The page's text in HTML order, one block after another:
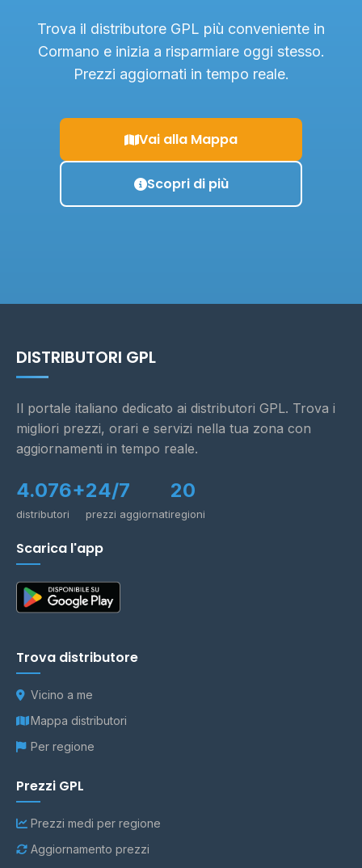
Trova il distributore GPL più conveniente in
Cormano e inizia a risparmiare oggi stesso.
Prezzi aggiornati in tempo reale.
Vai alla Mappa
Scopri di più
DISTRIBUTORI GPL
Il portale italiano dedicato ai distributori GPL. Trova i
migliori prezzi, orari e servizi nella tua zona con
aggiornamenti in tempo reale.
4.076+
distributori
24/7
prezzi aggiornati
20
regioni
Scarica l'app
Trova distributore
Vicino a me
Mappa distributori
Per regione
Prezzi GPL
Prezzi medi per regione
Aggiornamento prezzi